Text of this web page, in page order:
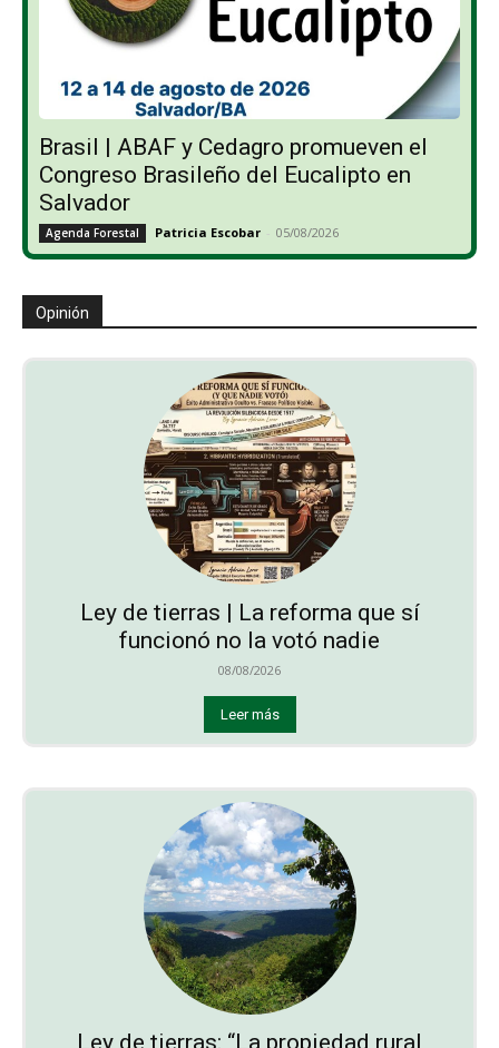
Brasil | ABAF y Cedagro promueven el
Congreso Brasileño del Eucalipto en
Salvador
Agenda Forestal Patricia Escobar - 05/08/2026
Opinión
Ley de tierras | La reforma que sí
funcionó no la votó nadie
08/08/2026
Leer más
Ley de tierras: “La propiedad rural